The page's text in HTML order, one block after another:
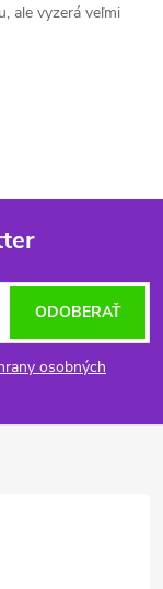
ale vyzerá veľmi
osobných
ODOBERAŤ